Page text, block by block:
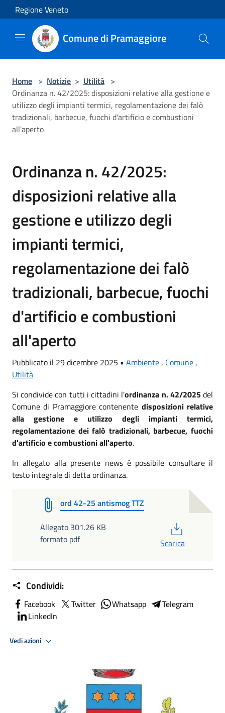
Salta al contenuto principale
Regione Veneto
Comune di Pramaggiore
Home > Notizie > Utilità >
Ordinanza n. 42/2025: disposizioni relative alla gestione e
utilizzo degli impianti termici, regolamentazione dei falò
tradizionali, barbecue, fuochi d'artificio e combustioni
all'aperto
Ordinanza n. 42/2025:
disposizioni relative alla
gestione e utilizzo degli
impianti termici,
regolamentazione dei falò
tradizionali, barbecue, fuochi
d'artificio e combustioni
all'aperto
Pubblicato il 29 dicembre 2025 • Ambiente, Comune,
Utilità
Si condivide con tutti i cittadini l'ordinanza n. 42/2025del
Comune di Pramaggiore contenente disposizioni relative
alla gestione e utilizzo degli impianti termici,
regolamentazione dei falò tradizionali, barbecue, fuochi
d'artificio e combustioni all'aperto.
In allegato alla presente news è possibile consultare il
testo integrale di detta ordinanza.
ord 42-25 antismog TTZ
Allegato 301.26 KB
formato pdf
Scarica
Condividi:
Facebook Twitter Whatsapp
Telegram
LinkedIn
Vedi azioni